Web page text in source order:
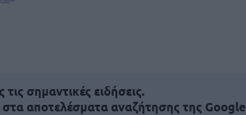
σημαντικές ειδήσεις.
αποτελέσματα αναζήτησης της Google